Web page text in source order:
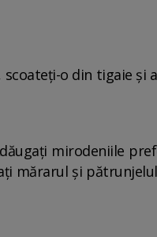
o din tigaie și
mirodeniile
mărarul și